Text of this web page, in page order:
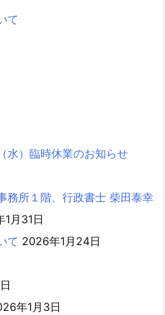
て
水）臨時休業のお知らせ
務所１階、行政書士 柴田泰幸
月31日
て 2026年1月24日
年1月3日